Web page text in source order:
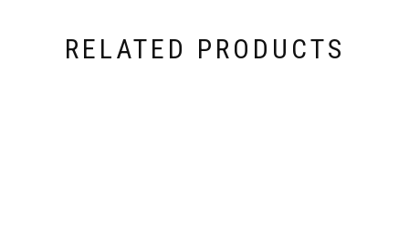
RELATED PRODUCTS